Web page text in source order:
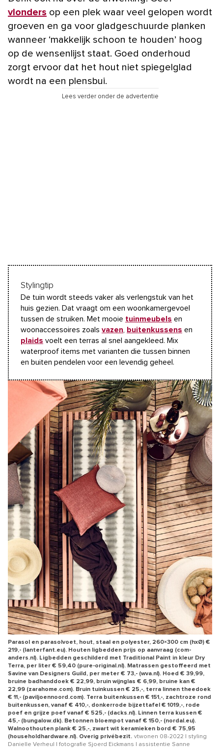
vlonders op een plek waar veel gelopen wordt
groeven en ga voor gladgeschuurde planken
wanneer ‘makkelijk schoon te houden’ hoog
op de wensenlijst staat. Goed onderhoud
zorgt ervoor dat het hout niet spiegelglad
wordt na een plensbui.
Lees verder onder de advertentie
Stylingtip
De tuin wordt steeds vaker als verlengstuk van het
huis gezien. Dat vraagt om een woonkamergevoel
tussen de struiken. Met mooie tuinmeubels en
woonaccessoires zoals vazen buitenkussens en
plaids voelt een terras al snel aangekleed. Mix
waterproof items met varianten die tussen binnen
en buiten pendelen voor een levendig geheel.
Parasol en parasolvoet, hout, staal en polyester, 260×300 cm (hxØ) €
219,- (lanterfant.eu). Houten ligbedden prijs op aanvraag (com-
anders.nl). Ligbedden geschilderd met Traditional Paint in kleur Dry
Terra, per liter € 59,40 (pure-original.nl). Matrassen gestoffeerd met
Savine van Designers Guild, per meter € 73,- (wva.nl). Hoed € 39,99,
bruine badhanddoek € 22,99, bruin wijnglas € 6,99, bruine kan €
22,99 (zarahome.com). Bruin tuinkussen € 25,-, terra linnen theedoek
€ 11,- (paviljoennoord.com). Terra buitenkussen € 151,-, zachtroze rond
buitenkussen, vanaf € 410,-, donkerrode bijzettafel € 1019,-, rode
poef en grijze poef vanaf € 525,- (dacks.nl). Linnen terra kussen €
45,- (bungalow.dk). Betonnen bloempot vanaf € 150,- (nordal.eu).
Walnoothouten plank € 25,-, zwart wit keramieken bord € 75,95
(householdhardware.nl). Overig privébezit. vtwonen 08-2022 | styling
Danielle Verheul | fotografie Sjoerd Eickmans | assistentie Sanne